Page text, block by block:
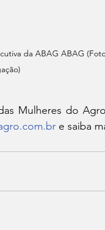
da ABAG ABAG
Mulheres do
e saiba